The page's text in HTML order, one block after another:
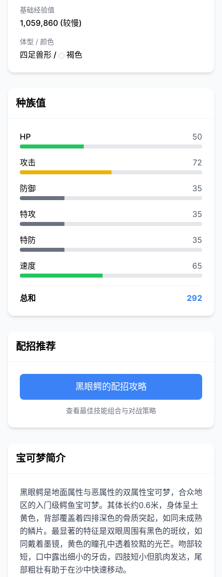
基础经验值
1,059,860 (较慢)
体型 / 颜色
四足兽形 / 褐色
种族值
HP 50
攻击 72
防御 35
特攻 35
特防 35
速度 65
总和 292
配招推荐
黑眼鳄的配招攻略
查看最佳技能组合与对战策略
宝可梦简介
黑眼鳄是地面属性与恶属性的双属性宝可梦，合众地
区的入门级鳄鱼宝可梦。其体长约0.6米，身体呈土
黄色，背部覆盖着四排深色的骨质突起，如同未成熟
的鳞片。最显著的特征是双眼周围有黑色的斑纹，如
同戴着墨镜，黄色的瞳孔中透着狡黠的光芒。吻部较
短，口中露出细小的牙齿，四肢短小但肌肉发达，尾
部粗壮有助于在沙中快速移动。